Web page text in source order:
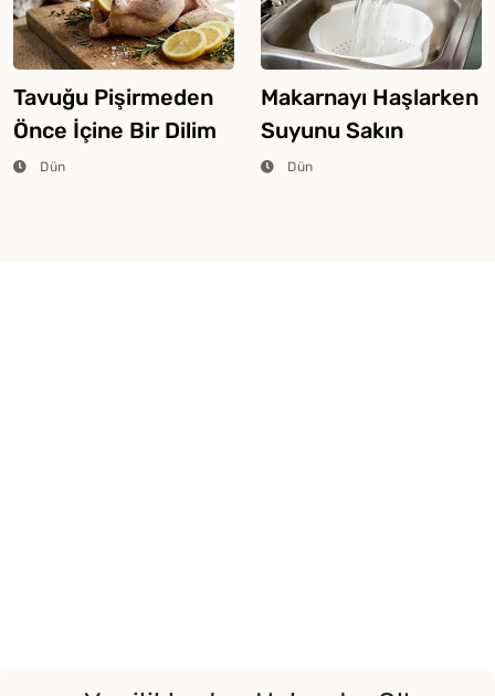
Tavuğu Pişirmeden
Önce İçine Bir Dilim
Limon Atarsanız Ne
Dün
Makarnayı Haşlarken
Suyunu Sakın
Dökmeyin
Dün